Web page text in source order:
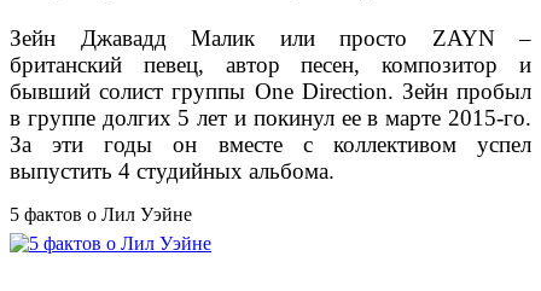
Зейн Джавадд Малик или просто ZAYN –
британский певец, автор песен, композитор и
бывший солист группы One Direction. Зейн пробыл
в группе долгих 5 лет и покинул ее в марте 2015-го.
За эти годы он вместе с коллективом успел
выпустить 4 студийных альбома.
5 фактов о Лил Уэйне